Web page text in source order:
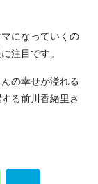
になっていくの
注目です。
の幸せが溢れる
る前川香緒里さ